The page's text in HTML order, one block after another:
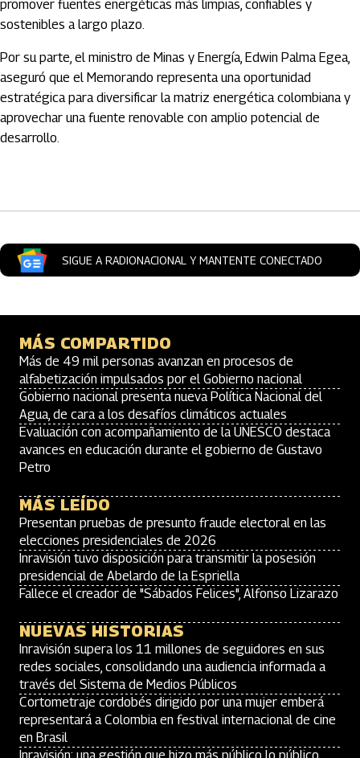
promover fuentes energéticas más limpias, confiables y
sostenibles a largo plazo.
Por su parte, el ministro de Minas y Energía, Edwin Palma Egea,
aseguró que el Memorando representa una oportunidad
estratégica para diversificar la matriz energética colombiana y
aprovechar una fuente renovable con amplio potencial de
desarrollo.
SIGUE A RADIONACIONAL Y MANTENTE CONECTADO
MÁS COMPARTIDO
Más de 49 mil personas avanzan en procesos de
alfabetización impulsados por el Gobierno nacional
Gobierno nacional presenta nueva Política Nacional del
Agua, de cara a los desafíos climáticos actuales
Evaluación con acompañamiento de la UNESCO destaca
avances en educación durante el gobierno de Gustavo
Petro
MÁS LEÍDO
Presentan pruebas de presunto fraude electoral en las
elecciones presidenciales de 2026
Inravisión tuvo disposición para transmitir la posesión
presidencial de Abelardo de la Espriella
Fallece el creador de "Sábados Felices", Alfonso Lizarazo
NUEVAS HISTORIAS
Inravisión supera los 11 millones de seguidores en sus
redes sociales, consolidando una audiencia informada a
través del Sistema de Medios Públicos
Cortometraje cordobés dirigido por una mujer emberá
representará a Colombia en festival internacional de cine
en Brasil